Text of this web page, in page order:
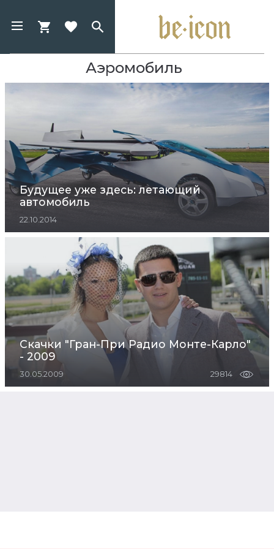
Аэромобиль
Будущее уже здесь: летающий
автомобиль
22.10.2014
Скачки "Гран-При Радио Монте-Карло"
- 2009
30.05.2009 29814